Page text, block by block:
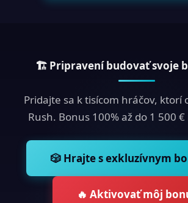
🏗 Pripravení budovať svoje
Pridajte sa k tisícom hráčov, ktorí
Rush. Bonus 100% až do 1 500
🎲 Hrajte s exkluzívnym
🔥 Aktivovať môj